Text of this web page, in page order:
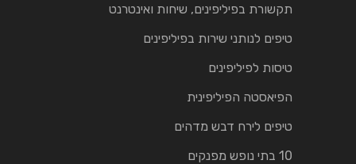
תקשורת בפיליפינים, שיחות ואינטרנט
טיפים לנותני שירות בפיליפינים
טיסות לפיליפינים
הפיאסטה הפיליפינית
טיפים לירח דבש מדהים
10 בתי נופש מפנקים